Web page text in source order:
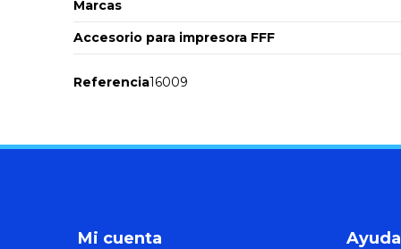
Marcas
Accesorio para impresora FFF
Referencia16009
Mi cuenta